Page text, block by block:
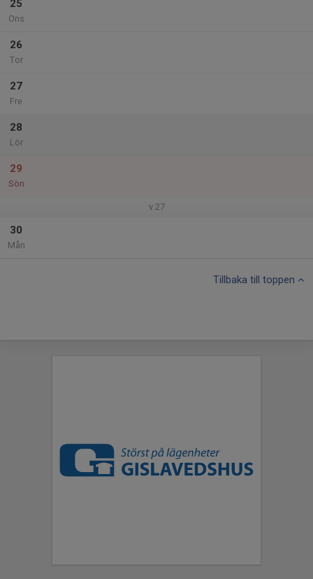
25
Ons
26
Tor
27
Fre
28
Lör
29
Sön
v.27
30
Mån
Tillbaka till toppen